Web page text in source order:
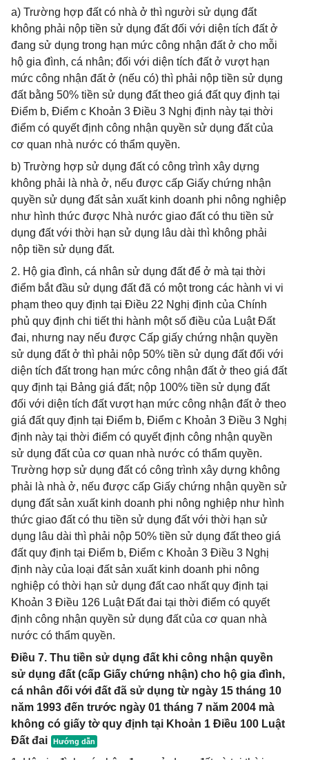
a) Trường hợp đất có nhà ở thì người sử dụng đất
không phải nộp tiền sử dụng đất đối với diện tích đất ở
đang sử dụng trong hạn mức công nhận đất ở cho mỗi
hộ gia đình, cá nhân; đối với diện tích đất ở vượt hạn
mức công nhận đất ở (nếu có) thì phải nộp tiền sử dụng
đất bằng 50% tiền sử dụng đất theo giá đất quy định tại
Điểm b, Điểm c Khoản 3 Điều 3 Nghị định này tại thời
điểm có quyết định công nhận quyền sử dụng đất của
cơ quan nhà nước có thẩm quyền.
b) Trường hợp sử dụng đất có công trình xây dựng
không phải là nhà ở, nếu được cấp Giấy chứng nhận
quyền sử dụng đất sản xuất kinh doanh phi nông nghiệp
như hình thức được Nhà nước giao đất có thu tiền sử
dụng đất với thời hạn sử dụng lâu dài thì không phải
nộp tiền sử dụng đất.
2. Hộ gia đình, cá nhân sử dụng đất để ở mà tại thời
điểm bắt đầu sử dụng đất đã có một trong các hành vi vi
phạm theo quy định tại Điều 22 Nghị định của Chính
phủ quy định chi tiết thi hành một số điều của Luật Đất
đai, nhưng nay nếu được Cấp giấy chứng nhận quyền
sử dụng đất ở thì phải nộp 50% tiền sử dụng đất đối với
diện tích đất trong hạn mức công nhận đất ở theo giá đất
quy định tại Bảng giá đất; nộp 100% tiền sử dụng đất
đối với diện tích đất vượt hạn mức công nhận đất ở theo
giá đất quy định tại Điểm b, Điểm c Khoản 3 Điều 3 Nghị
định này tại thời điểm có quyết định công nhận quyền
sử dụng đất của cơ quan nhà nước có thẩm quyền.
Trường hợp sử dụng đất có công trình xây dựng không
phải là nhà ở, nếu được cấp Giấy chứng nhận quyền sử
dụng đất sản xuất kinh doanh phi nông nghiệp như hình
thức giao đất có thu tiền sử dụng đất với thời hạn sử
dụng lâu dài thì phải nộp 50% tiền sử dụng đất theo giá
đất quy định tại Điểm b, Điểm c Khoản 3 Điều 3 Nghị
định này của loại đất sản xuất kinh doanh phi nông
nghiệp có thời hạn sử dụng đất cao nhất quy định tại
Khoản 3 Điều 126 Luật Đất đai tại thời điểm có quyết
định công nhận quyền sử dụng đất của cơ quan nhà
nước có thẩm quyền.
Điều 7. Thu tiền sử dụng đất khi công nhận quyền
sử dụng đất (cấp Giấy chứng nhận) cho hộ gia đình,
cá nhân đối với đất đã sử dụng từ ngày 15 tháng 10
năm 1993 đến trước ngày 01 tháng 7 năm 2004 mà
không có giấy tờ quy định tại Khoản 1 Điều 100 Luật
Đất đai